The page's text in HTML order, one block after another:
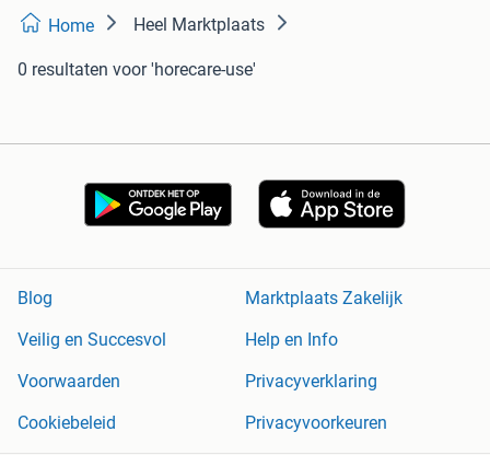
Home Heel Marktplaats
0 resultaten voor 'horecare-use'
Blog
Marktplaats Zakelijk
Veilig en Succesvol
Help en Info
Voorwaarden
Privacyverklaring
Cookiebeleid
Privacyvoorkeuren